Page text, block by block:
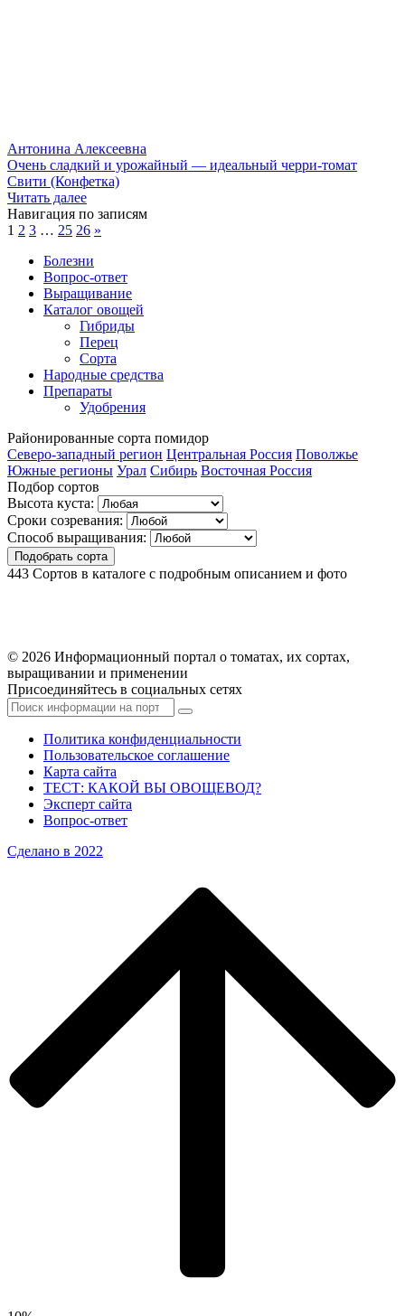
Антонина Алексеевна
Очень сладкий и урожайный — идеальный черри-томат
Свити (Конфетка)
Читать далее
Навигация по записям
1 2 3 … 25 26 »
Болезни
Вопрос-ответ
Выращивание
Каталог овощей
Гибриды
Перец
Сорта
Народные средства
Препараты
Удобрения
Районированные сорта помидор
Северо-западный регион Центральная Россия Поволжье
Южные регионы Урал Сибирь Восточная Россия
Подбор сортов
Высота куста:
Сроки созревания:
Способ выращивания:
Подобрать сорта
443 Сортов в каталоге с подробным описанием и фото
© 2026 Информационный портал о томатах, их сортах,
выращивании и применении
Присоединяйтесь в социальных сетях
Политика конфиденциальности
Пользовательское соглашение
Карта сайта
ТЕСТ: КАКОЙ ВЫ ОВОЩЕВОД?
Эксперт сайта
Вопрос-ответ
Сделано в 2022